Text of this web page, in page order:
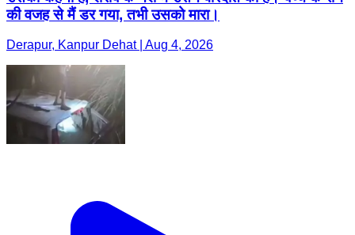
की वजह से मैं डर गया, तभी उसको मारा।
Derapur, Kanpur Dehat | Aug 4, 2026